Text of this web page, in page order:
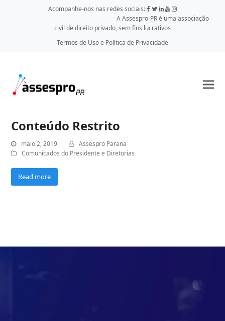
Acompanhe-nos nas redes sociais:
A Assespro-PR é uma associação
civil de direito privado, sem fins lucrativos
Termos de Uso e Política de Privacidade
Conteúdo Restrito
maio 2, 2019
Assespro Parana
Comunicados do Presidente e Diretorias
Read more